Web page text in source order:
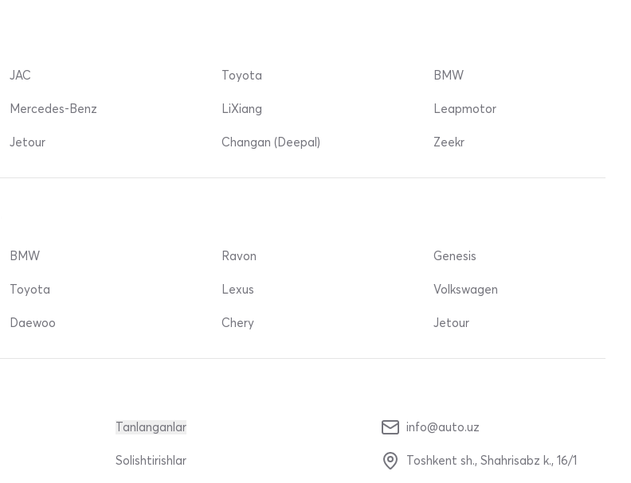
JAC
Mercedes-Benz
Jetour
Toyota
LiXiang
Changan (Deepal)
BMW
Leapmotor
Zeekr
BMW
Toyota
Daewoo
Ravon
Lexus
Chery
Genesis
Volkswagen
Jetour
Tanlanganlar
Solishtirishlar
info@auto.uz
Toshkent sh., Shahrisabz k., 16/1